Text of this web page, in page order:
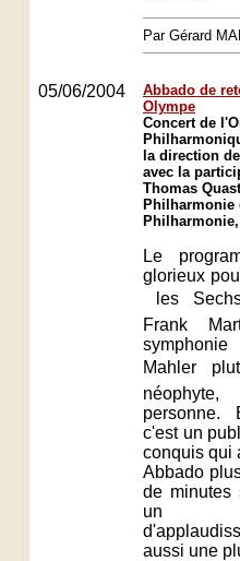
Par Gérard
05/06/2004
Abbado de
Olympe
Concert de
la direction
avec la
Thomas
Philharmonie
Le
glorieux
 les
Frank
Mahler 
néophyte,
personne.
c'est un
conquis qui
Abbado
de minutes
un
aussi une